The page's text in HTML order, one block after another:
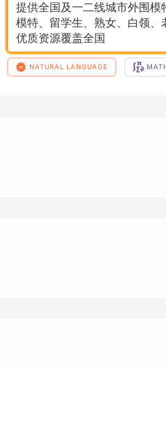
提供全国及一二线城市外围模
模特、留学生、熟女、白领、
优质资源覆盖全国
NATURAL LANGUAGE